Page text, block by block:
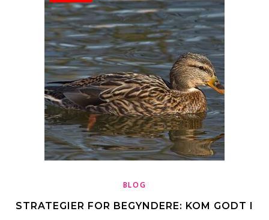
BLOG
STRATEGIER FOR BEGYNDERE: KOM GODT I